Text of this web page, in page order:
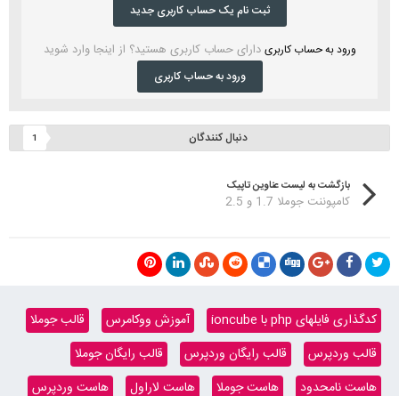
ثبت نام یک حساب کاربری جدید
ورود به حساب کاربری دارای حساب کاربری هستید؟ از اینجا وارد شوید
ورود به حساب کاربری
دنبال کنندگان 1
بازگشت به لیست عناوین تاپیک
کامپوننت جوملا 1.7 و 2.5
کدگذاری فایلهای php با ioncube آموزش ووکامرس
قالب جوملا
قالب وردپرس
قالب رایگان وردپرس
قالب رایگان جوملا
هاست نامحدود
هاست جوملا هاست لاراول هاست وردپرس